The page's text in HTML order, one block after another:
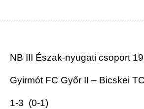
NB III Észak-nyugati csoport 19
Gyirmót FC Győr II – Bicskei TC
1-3 (0-1)